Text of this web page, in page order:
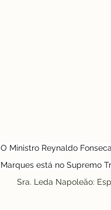
O Ministro Reynaldo
Marques está no Supremo
Sra. Leda